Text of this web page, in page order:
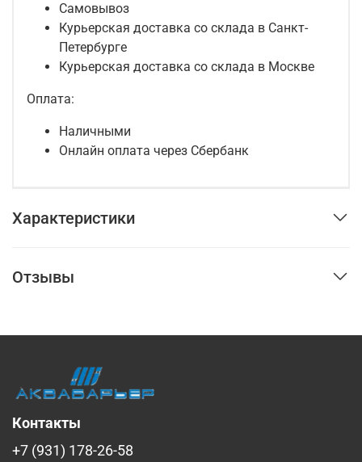
Самовывоз
Курьерская доставка со склада в Санкт-
Петербурге
Курьерская доставка со склада в Москве
Оплата:
Наличными
Онлайн оплата через Сбербанк
Характеристики
Отзывы
Контакты
+7 (931) 178-26-58